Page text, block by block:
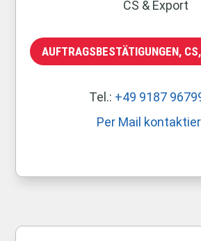
CS & Export
AUFTRAGSBESTÄTIGUNGEN,
Tel.: +49 9187
Per Mail